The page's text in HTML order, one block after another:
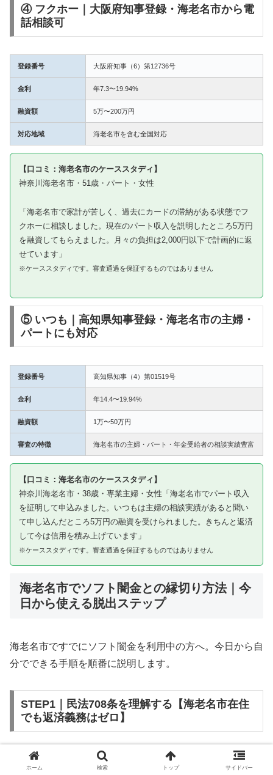
④ フクホー｜大阪府知事登録・海老名市から電
話相談可
登録番号 大阪府知事（6）第12736号
金利 年7.3〜19.94%
融資額 5万〜200万円
対応地域 海老名市を含む全国対応
【口コミ：海老名市のケーススタディ】
神奈川海老名市・51歳・パート・女性
「海老名市で家計が苦しく、過去にカードの滞納がある状態でフ
クホーに相談しました。現在のパート収入を説明したところ5万円
を融資してもらえました。月々の負担は2,000円以下で計画的に返
せています」
※ケーススタディです。審査通過を保証するものではありません
⑤ いつも｜高知県知事登録・海老名市の主婦・
パートにも対応
登録番号 高知県知事（4）第01519号
金利 年14.4〜19.94%
融資額 1万〜50万円
審査の特徴 海老名市の主婦・パート・年金受給者の相談実績豊富
【口コミ：海老名市のケーススタディ】
神奈川海老名市・38歳・専業主婦・女性「海老名市でパート収入
を証明して申込みました。いつもは主婦の相談実績があると聞い
て申し込んだところ5万円の融資を受けられました。きちんと返済
して今は信用を積み上げています」
※ケーススタディです。審査通過を保証するものではありません
海老名市でソフト闇金との縁切り方法｜今
日から使える脱出ステップ
海老名市ですでにソフト闇金を利用中の方へ。今日から自
分でできる手順を順番に説明します。
STEP1｜民法708条を理解する【海老名市在住
でも返済義務はゼロ】
ソフト闇金を含む闇金との金銭消費貸借契約は、公序良俗
ホーム 検索 トップ サイドバー